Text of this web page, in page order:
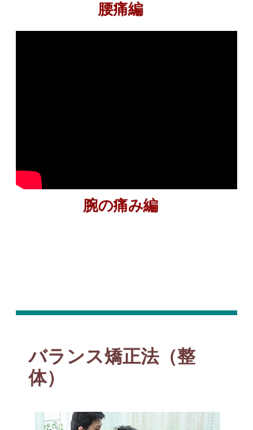
腰痛編
腕の痛み編
バランス矯正法（整
体）